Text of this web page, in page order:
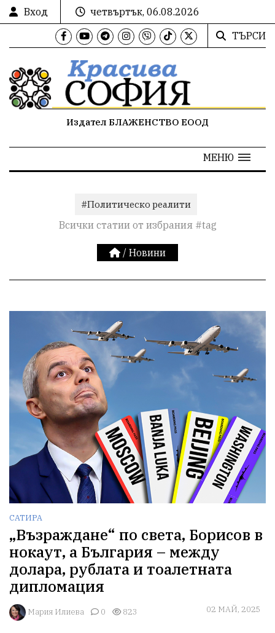
Вход
четвъртък, 06.08.2026
ТЪРСИ
Издател БЛАЖЕНСТВО ЕООД
МЕНЮ
#Политическо реалити
Всички статии от избрания #tag
/ Новини
САТИРА
„Възраждане“ по света, Борисов в
нокаут, а България – между
долара, рублата и тоалетната
дипломация
Мария Илиева 0 823 02 МАЙ, 2025